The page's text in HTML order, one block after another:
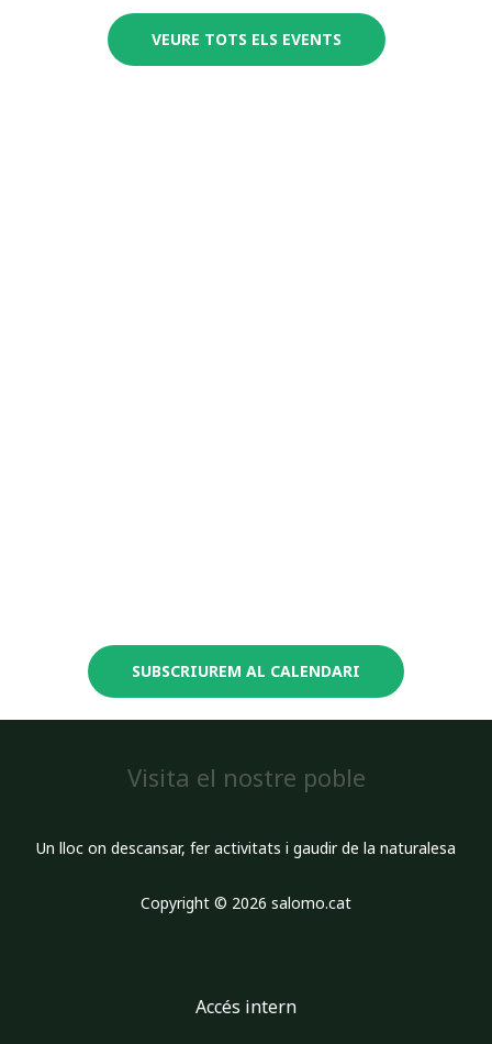
VEURE TOTS ELS EVENTS
SUBSCRIUREM AL CALENDARI
Visita el nostre poble
Un lloc on descansar, fer activitats i gaudir de la naturalesa
Copyright © 2026 salomo.cat
Accés intern